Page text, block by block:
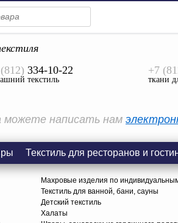
Просмотреть Все
334-10-22
текстиль
+7
ткани
можете написать нам
Текстиль для ресторанов и
Махровые изделия по
Текстиль для ванной, бани, сауны
Детский текстиль
Халаты